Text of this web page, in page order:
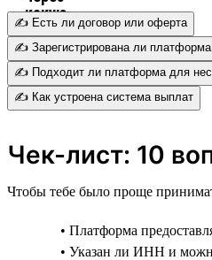
✍️ Есть ли договор или оферта
✍️ Зарегистрирована ли
✍️ Подходит ли платформа для
✍️ Как устроена система выплат
Чек-лист: 10
Чтобы тебе было проще
• Платформа
• Указан ли ИНН и